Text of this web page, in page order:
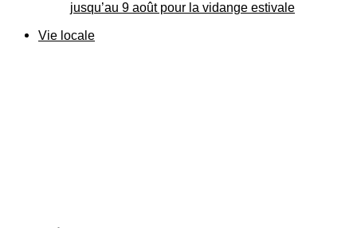
jusqu’au 9 août pour la vidange estivale
Vie locale